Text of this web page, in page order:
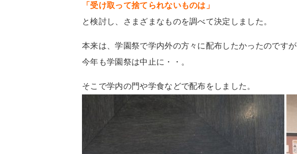
「受け取って捨てられないものは」
と検討し、さまざまなものを調べて決定しました。
本来は、学園祭で学内外の方々に配布したかったのですが
今年も学園祭は中止に・・。
そこで学内の門や学食などで配布をしました。